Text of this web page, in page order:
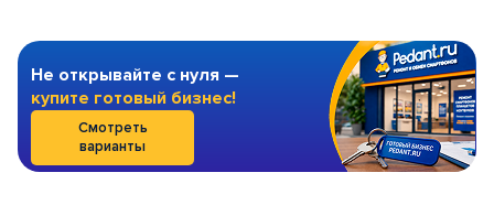
Не открывайте с нуля —
купите готовый бизнес!
Смотреть
варианты